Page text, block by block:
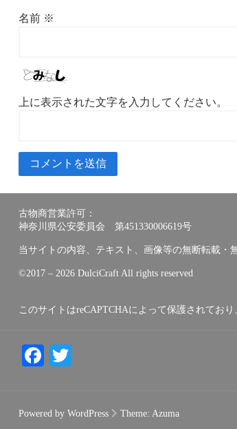
名前 ※
上に表示された文字を入力してください。
古物商営業許可：
神奈川県公安委員会 第451330006619号
当サイトの内容、テキスト、画像等の無断転載・
©︎2017 – 2026 DulciCraft All rights reserved
このサイトはreCAPTCHAによって保護されており
Facebook
Powered by WordPress Theme: Azuma